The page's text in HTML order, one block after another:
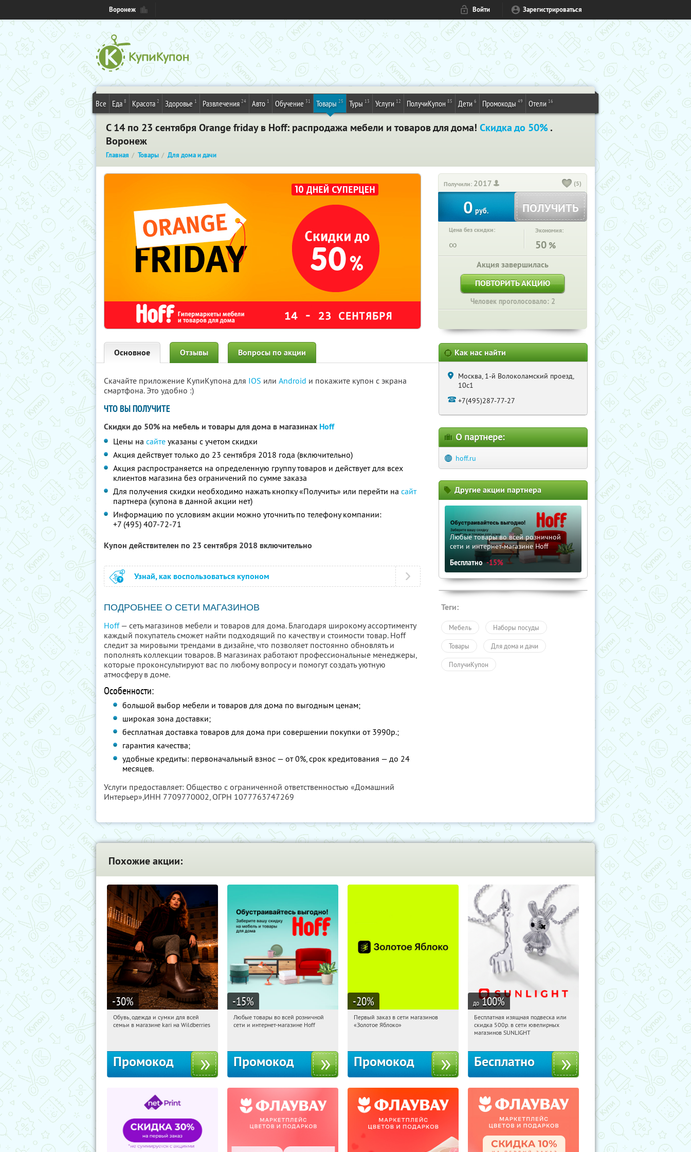
Воронеж Войти Зарегистрироваться
Все Еда 8 Красота 2 Здоровье 1 Развлечения 24 Авто 1 Обучение 31 Товары 25 Туры 13 Услуги 12 ПолучиКупон 85 Дети 6 Промокоды 49 Отели 16
С 14 по 23 сентября Orange friday в Hoff: распродажа мебели и товаров для дома! Скидка до 50%.
Воронеж
Главная Товары Для дома и дачи
Получили: 2017 (5)
0 руб. ПОЛУЧИТЬ
Цена без скидки:
∞
Экономия:
50 %
Акция завершилась
ПОВТОРИТЬ АКЦИЮ
Человек проголосовало: 2
Основное Отзывы Вопросы по акции
Скачайте приложение КупиКупона для IOS или Android и покажите купон с экрана
смартфона. Это удобно :)
ЧТО ВЫ ПОЛУЧИТЕ
Скидки до 50% на мебель и товары для дома в магазинах Hoff
Цены на сайте указаны с учетом скидки
Акция действует только до 23 сентября 2018 года (включительно)
Акция распространяется на определенную группу товаров и действует для всех
клиентов магазина без ограничений по сумме заказа
Для получения скидки необходимо нажать кнопку «Получить» или перейти на сайт
партнера (купона в данной акции нет)
Информацию по условиям акции можно уточнить по телефону компании:
+7 (495) 407-72-71
Купон действителен по 23 сентября 2018 включительно
Узнай, как воспользоваться купоном
ПОДРОБНЕЕ О СЕТИ МАГАЗИНОВ
Hoff— сеть магазинов мебели и товаров для дома. Благодаря широкому ассортименту
каждый покупатель сможет найти подходящий по качеству и стоимости товар. Hoff
следит за мировыми трендами в дизайне, что позволяет постоянно обновлять и
пополнять коллекции товаров. В магазинах работают профессиональные менеджеры,
которые проконсультируют вас по любому вопросу и помогут создать уютную
атмосферу в доме.
Особенности:
большой выбор мебели и товаров для дома по выгодным ценам;
широкая зона доставки;
бесплатная доставка товаров для дома при совершении покупки от 3990р.;
гарантия качества;
удобные кредиты: первоначальный взнос — от 0%, срок кредитования — до 24
месяцев.
Услуги предоставляет: Общество с ограниченной ответственностью «Домашний
Интерьер»,ИНН 7709770002, ОГРН 1077763747269
Как нас найти
Москва, 1-й Волоколамский проезд,
10с1
+7(495)287-77-27
О партнере:
hoff.ru
Другие акции партнера
Любые товары во всей розничной
сети и интернет-магазине Hoff
Бесплатно -15%
Теги:
Мебель Наборы посуды
Товары Для дома и дачи
ПолучиКупон
Похожие акции:
-30%
09:02:23 Получили:
Обувь, одежда и сумки для всей
семьи в магазине kari на Wildberries
Промокод
-15%
09:02:23 Получили:
Любые товары во всей розничной
сети и интернет-магазине Hoff
Промокод
-20%
09:02:23
Получи первым!
Первый заказ в сети магазинов
«Золотое Яблоко»
Промокод
до 100%
09:02:23 Получили:
Россия
Бесплатная изящная подвеска или
скидка 500р. в сети ювелирных
магазинов SUNLIGHT
Бесплатно